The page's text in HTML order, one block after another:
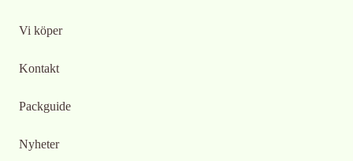
Vi köper
Kontakt
Packguide
Nyheter